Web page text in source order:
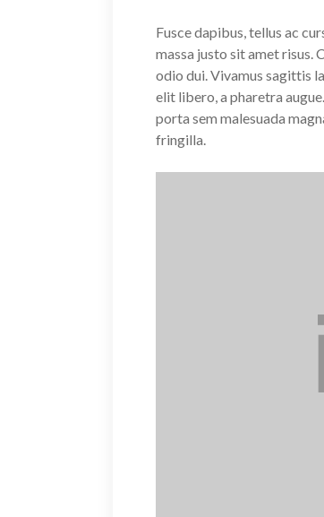
Fusce dapibus, tellus ac
massa justo sit amet risus.
odio dui. Vivamus sagittis
elit libero, a pharetra
porta sem malesuada
fringilla.